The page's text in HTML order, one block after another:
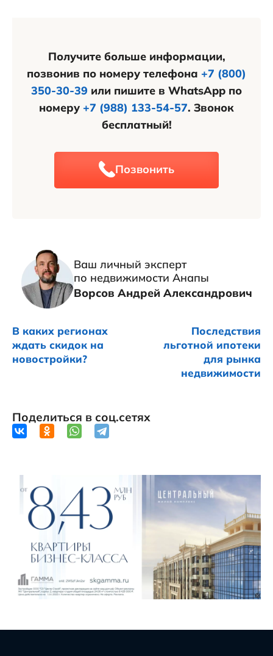
Получите больше информации,
позвонив по номеру телефона +7 (800)
350-30-39 или пишите в WhatsApp по
номеру +7 (988) 133-54-57. Звонок
бесплатный!
Позвонить
Ваш личный эксперт
по недвижимости Анапы
Ворсов Андрей Александрович
В каких регионах
ждать скидок на
новостройки?
Последствия
льготной ипотеки
для рынка
недвижимости
Поделиться в соц.сетях